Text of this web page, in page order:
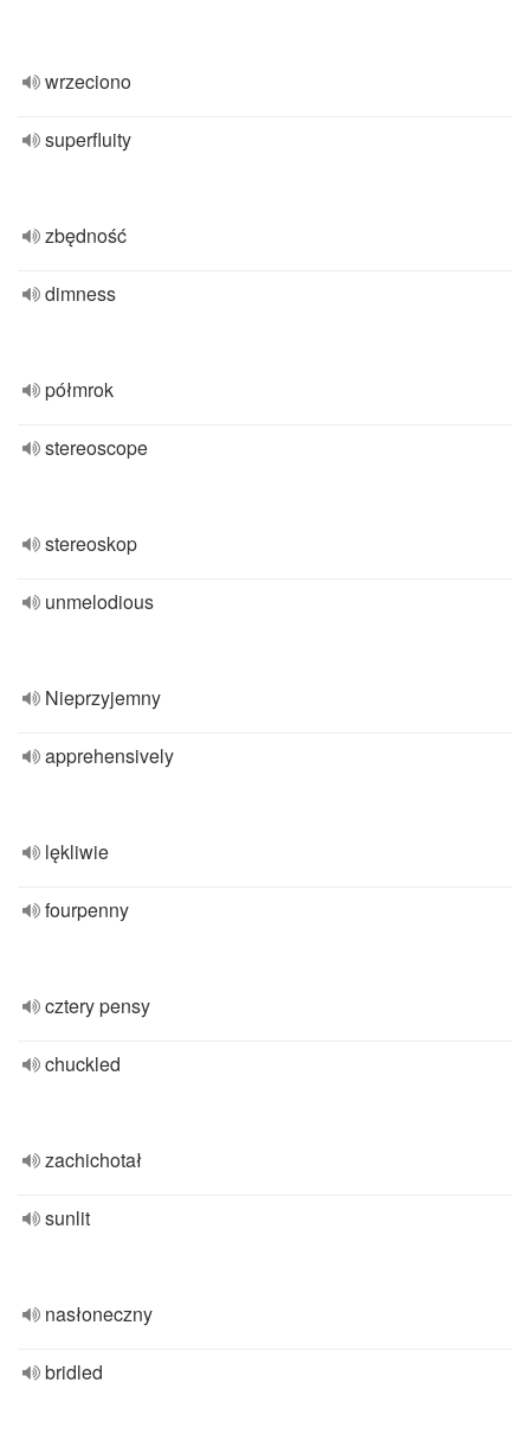
wrzeciono
superfluity
zbędność
dimness
półmrok
stereoscope
stereoskop
unmelodious
Nieprzyjemny
apprehensively
lękliwie
fourpenny
cztery pensy
chuckled
zachichotał
sunlit
nasłoneczny
bridled